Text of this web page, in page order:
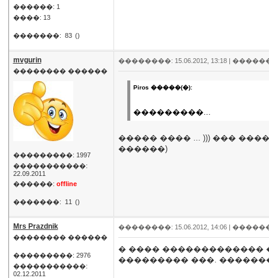
������: 1
����: 13
�������: 83 ()
mvgurin
�������� ������
���������: 1997
�����������:
22.09.2011
������: offline
�������: 11 ()
��������: 15.06.2012, 13:18 |
Piros �����(�):
���������...
����� ���� ... ))) ���
������)
Mrs Prazdnik
�������� ������
���������: 2976
�����������:
02.12.2011
��������: 15.06.2012, 14:06 |
� ���� �������������
��������� ���.